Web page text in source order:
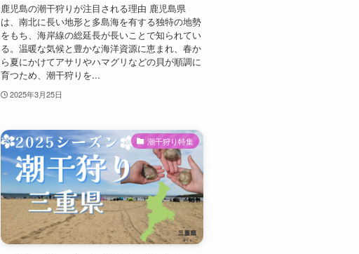
鹿児島の潮干狩りが注目される理由 鹿児島県
は、南北に長い地形と多島海を有する独特の地勢
をもち、海岸線の総延長が長いことで知られてい
る。温暖な気候と豊かな海洋資源に恵まれ、春か
ら夏にかけてアサリやハマグリなどの貝が順調に
育つため、潮干狩りを...
2025年3月25日
潮干狩り特集